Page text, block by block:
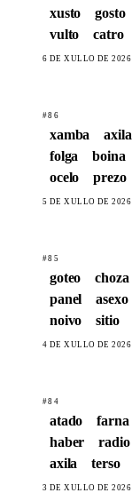
xusto
gosto
vulto
catro
6 DE XULLO DE 2026
#86
xamba axila
folga
boina
ocelo
prezo
5 DE XULLO DE 2026
#85
goteo choza
panel
asexo
noivo
sitio
4 DE XULLO DE 2026
#84
atado farna
haber
radio
axila
terso
3 DE XULLO DE 2026